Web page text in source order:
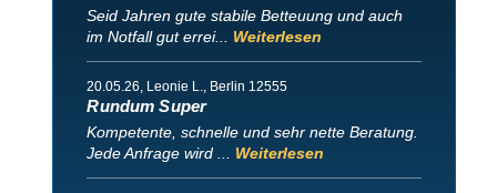
Seid Jahren gute stabile Betteuung und auch
im Notfall gut errei... Weiterlesen
20.05.26 , Leonie L., Berlin 12555
Rundum Super
Kompetente, schnelle und sehr nette Beratung.
Jede Anfrage wird ... Weiterlesen